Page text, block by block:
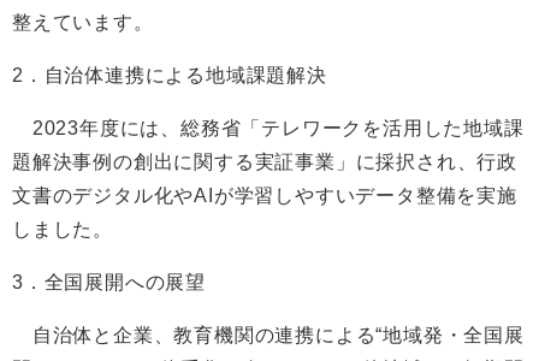
整えています。
2．自治体連携による地域課題解決
2023年度には、総務省「テレワークを活用した地域課
題解決事例の創出に関する実証事業」に採択され、行政
文書のデジタル化やAIが学習しやすいデータ整備を実施
しました。
3．全国展開への展望
自治体と企業、教育機関の連携による“地域発・全国展